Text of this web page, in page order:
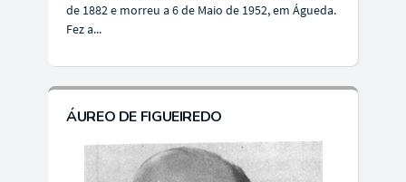
de 1882 e morreu a 6 de Maio de 1952, em Águeda.
Fez a...
ÁUREO DE FIGUEIREDO